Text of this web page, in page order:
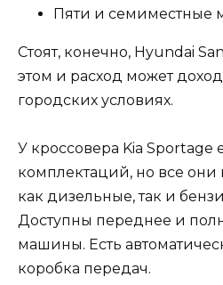
Пяти и семиместные
Стоят, конечно, Hyundai
этом и расход может
городских условиях.
У кроссовера Kia Sportage
комплектаций, но все они
как дизельные, так и
Доступны переднее и
машины. Есть
коробка передач.